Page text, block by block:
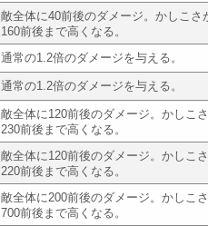
敵全体に40前後のダメージ。かしこ
160前後まで高くなる。
通常の1.2倍のダメージを与える。
通常の1.2倍のダメージを与える。
敵全体に120前後のダメージ。かしこ
230前後まで高くなる。
敵全体に120前後のダメージ。かしこ
220前後まで高くなる。
敵全体に200前後のダメージ。かしこ
700前後まで高くなる。